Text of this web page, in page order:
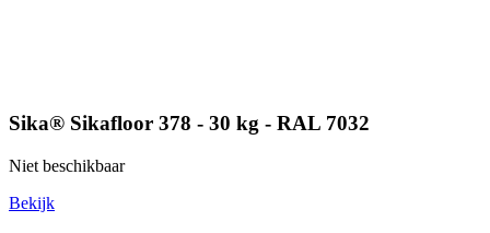
Sika® Sikafloor 378 - 30 kg - RAL 7032
Niet beschikbaar
Bekijk